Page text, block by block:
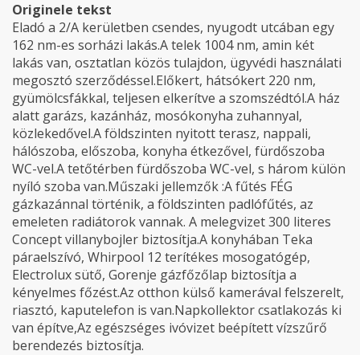
Originele tekst
Eladó a 2/A kerületben csendes, nyugodt utcában egy
162 nm-es sorházi lakás.A telek 1004 nm, amin két
lakás van, osztatlan közös tulajdon, ügyvédi használati
megosztó szerződéssel.Előkert, hátsókert 220 nm,
gyümölcsfákkal, teljesen elkerítve a szomszédtól.A ház
alatt garázs, kazánház, mosókonyha zuhannyal,
közlekedővel.A földszinten nyitott terasz, nappali,
hálószoba, előszoba, konyha étkezővel, fürdőszoba
WC-vel.A tetőtérben fürdőszoba WC-vel, s három külön
nyíló szoba van.Műszaki jellemzők :A fűtés FÉG
gázkazánnal történik, a földszinten padlófűtés, az
emeleten radiátorok vannak. A melegvizet 300 literes
Concept villanybojler biztosítja.A konyhában Teka
páraelszívó, Whirpool 12 terítékes mosogatógép,
Electrolux sütő, Gorenje gázfőzőlap biztosítja a
kényelmes főzést.Az otthon külső kamerával felszerelt,
riasztó, kaputelefon is van.Napkollektor csatlakozás ki
van építve,Az egészséges ivóvizet beépített vízszűrő
berendezés biztosítja.